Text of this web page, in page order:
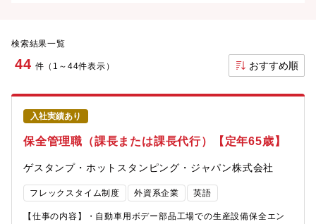
検索結果一覧
44 件（1～44件表示） おすすめ順
入社実績あり
保全管理職（課長または課長代行）【定年65歳】
ゲスタンプ・ホットスタンピング・ジャパン株式会社
フレックスタイム制度 外資系企業 英語
【仕事の内容】・自動車用ボデー部品工場での生産設備保全エン